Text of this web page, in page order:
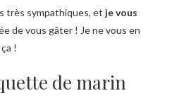
très sympathiques, et je vous
de vous gâter ! Je ne vous en
!
de marin